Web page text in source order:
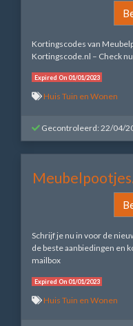
Kortingscodes van
Kortingscode.nl – Check
Expired On 01/01/2023
Huis Tuin en Wonen
Gecontroleerd: 22/04/
Schrijf je nu in voor de
de beste aanbiedingen en
mailbox
Expired On 01/01/2023
Huis Tuin en Wonen